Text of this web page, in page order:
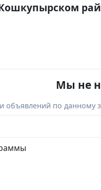
Мы не
по данному